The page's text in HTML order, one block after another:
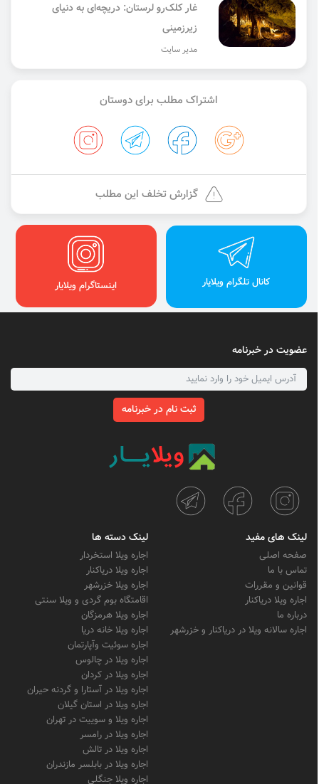
غار کلک‌رو لرستان: دریچه‌ای به دنیای
زیرزمینی
مدیر سایت
اشتراک مطلب برای دوستان
گزارش تخلف این مطلب
کانال تلگرام ویلایار اینستاگرام ویلایار
عضویت در خبرنامه
ثبت نام در خبرنامه
لینک های مفید
صفحه اصلی
تماس با ما
قوانین و مقررات
اجاره ویلا دریاکنار
درباره ما
اجاره سالانه ویلا در دریاکنار و خزرشهر
لینک دسته ها
اجاره ویلا استخردار
اجاره ویلا دریاکنار
اجاره ویلا خزرشهر
اقامتگاه بوم گردی و ویلا سنتی
اجاره ویلا هرمزگان
اجاره ویلا خانه دریا
اجاره سوئیت وآپارتمان
اجاره ویلا در چالوس
اجاره ویلا در کردان
اجاره ویلا در آستارا و گردنه حیران
اجاره ویلا در استان گیلان
اجاره ویلا و سوییت در تهران
اجاره ویلا در رامسر
اجاره ویلا در تالش
اجاره ویلا در بابلسر مازندران
اجاره ویلا جنگلی